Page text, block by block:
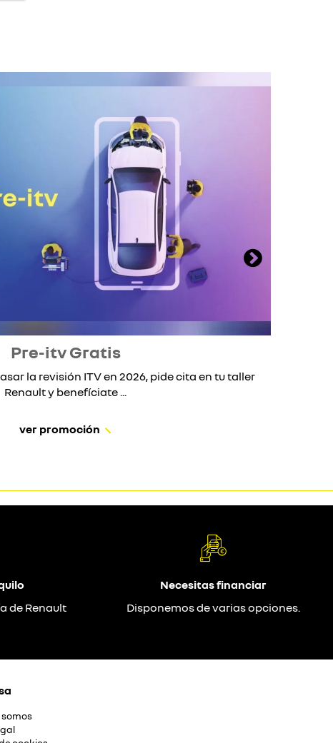
Pre-itv Gratis
la revisión ITV en 2026, pide cita en tu taller
Renault y benefíciate ...
ver promoción
de Renault
Necesitas financiar
Disponemos de varias opciones.
somos